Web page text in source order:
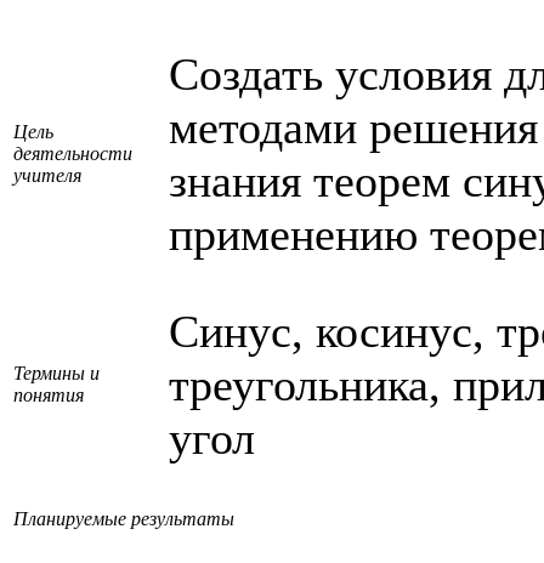
Цель
деятельности
учителя
Создать условия
методами решения
знания теорем
применению
Термины и
понятия
Синус, косинус,
треугольника,
угол
Планируемые результаты